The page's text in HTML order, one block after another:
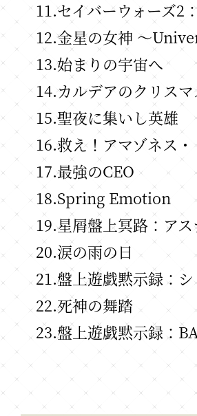
11.セイバーウォーズ2
12.金星の女神 ～
13.始まりの宇宙へ
14.カルデアのクリスマ
15.聖夜に集いし英雄
16.救え！アマゾネス
17.最強のCEO
18.Spring Emotion
19.星屑盤上冥路：ア
20.涙の雨の日
21.盤上遊戯黙示録：
22.死神の舞踏
23.盤上遊戯黙示録：